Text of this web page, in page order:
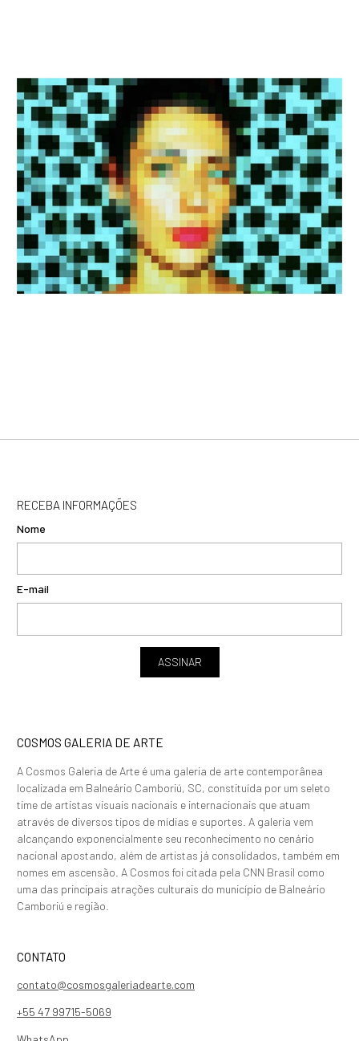
RECEBA INFORMAÇÕES
Nome
E-mail
ASSINAR
COSMOS GALERIA DE ARTE
A Cosmos Galeria de Arte é uma galeria de arte contemporânea
localizada em Balneário Camboriú, SC, constituída por um seleto
time de artistas visuais nacionais e internacionais que atuam
através de diversos tipos de mídias e suportes. A galeria vem
alcançando exponencialmente seu reconhecimento no cenário
nacional apostando, além de artistas já consolidados, também em
nomes em ascensão. A Cosmos foi citada pela CNN Brasil como
uma das principais atrações culturais do município de Balneário
Camboriú e região.
CONTATO
contato@cosmosgaleriadearte.com
+55 47 99715-5069